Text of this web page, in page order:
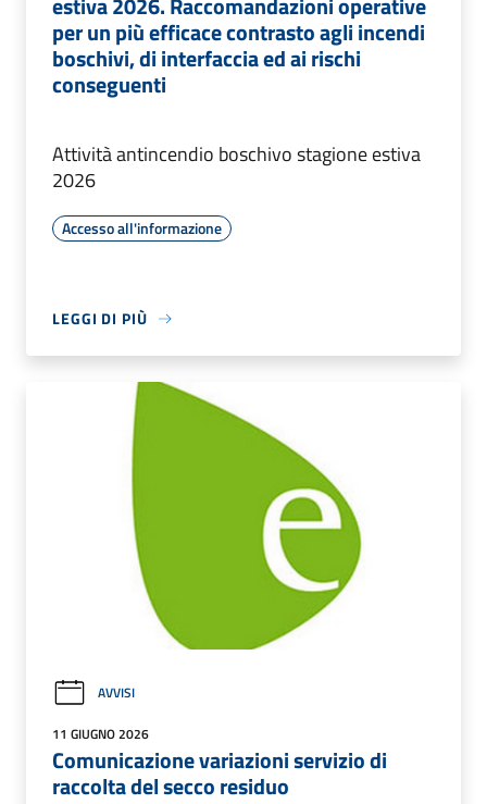
per un più efficace contrasto agli incendi
boschivi, di interfaccia ed ai rischi
conseguenti
Attività antincendio boschivo stagione estiva
2026
Accesso all'informazione
LEGGI DI PIÙ
AVVISI
11 GIUGNO 2026
Comunicazione variazioni servizio di
raccolta del secco residuo